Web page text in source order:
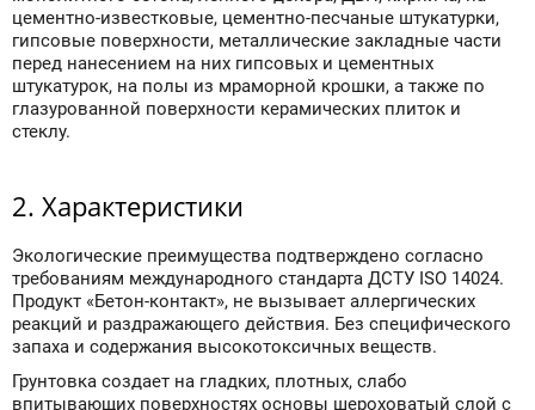
цементно-известковые, цементно-песчаные штукатурки,
гипсовые поверхности, металлические закладные части
перед нанесением на них гипсовых и цементных
штукатурок, на полы из мраморной крошки, а также по
глазурованной поверхности керамических плиток и
стеклу.
2. Характеристики
Экологические преимущества подтверждено согласно
требованиям международного стандарта ДСТУ ISO 14024.
Продукт «Бетон-контакт», не вызывает аллергических
реакций и раздражающего действия. Без специфического
запаха и содержания высокотоксичных веществ.
Грунтовка создает на гладких, плотных, слабо
впитывающих поверхностях основы шероховатый слой с